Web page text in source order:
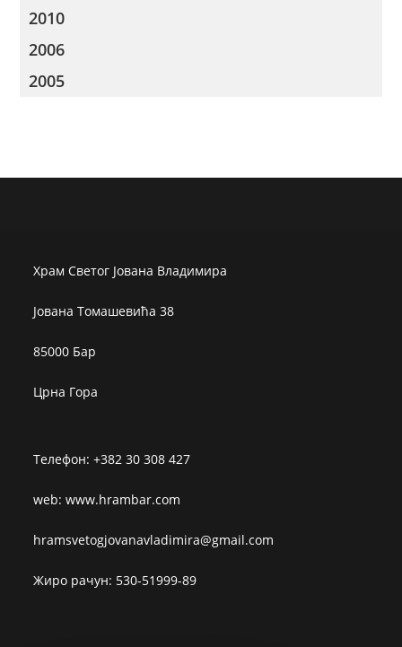
2010
2006
2005
Храм Светог Јована Владимира
Јована Томашевића 38
85000 Бар
Црна Гора
Телефон: +382 30 308 427
web: www.hrambar.com
hramsvetogjovanavladimira@gmail.com
Жиро рачун: 530-51999-89